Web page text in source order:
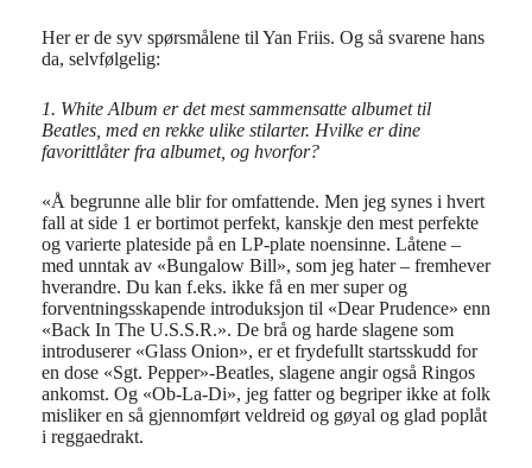
Her er de syv spørsmålene til Yan Friis. Og så svarene hans
da, selvfølgelig:
1. White Album er det mest sammensatte albumet til
Beatles, med en rekke ulike stilarter. Hvilke er dine
favorittlåter fra albumet, og hvorfor?
«Å begrunne alle blir for omfattende. Men jeg synes i hvert
fall at side 1 er bortimot perfekt, kanskje den mest perfekte
og varierte plateside på en LP-plate noensinne. Låtene –
med unntak av «Bungalow Bill», som jeg hater – fremhever
hverandre. Du kan f.eks. ikke få en mer super og
forventningsskapende introduksjon til «Dear Prudence» enn
«Back In The U.S.S.R.». De brå og harde slagene som
introduserer «Glass Onion», er et frydefullt startsskudd for
en dose «Sgt. Pepper»-Beatles, slagene angir også Ringos
ankomst. Og «Ob-La-Di», jeg fatter og begriper ikke at folk
misliker en så gjennomført veldreid og gøyal og glad poplåt
i reggaedrakt.